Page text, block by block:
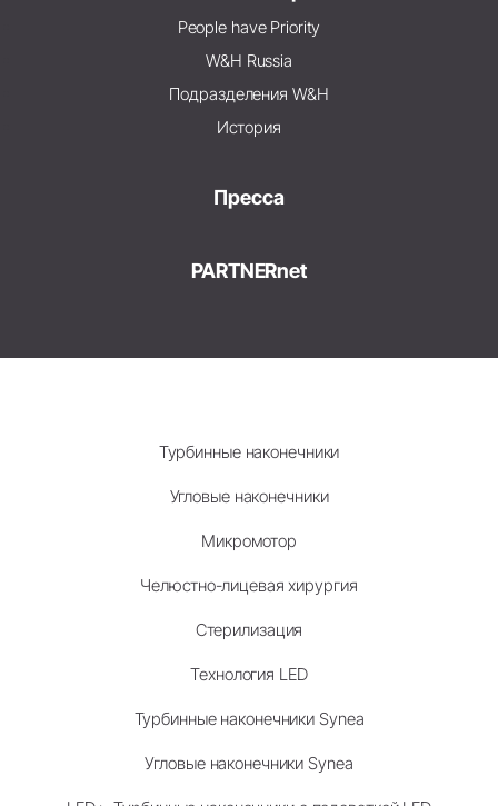
People have Priority
W&H Russia
Подразделения W&H
История
Пресса
PARTNERnet
Турбинные наконечники
Угловые наконечники
Микромотор
Челюстно-лицевая хирургия
Стерилизация
Технология LED
Турбинные наконечники Synea
Угловые наконечники Synea